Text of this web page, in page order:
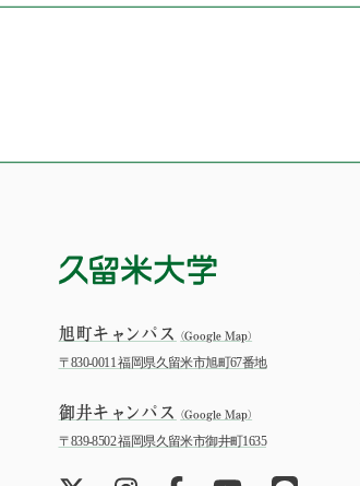
旭町キャンパス （Google Map）
〒830-0011 福岡県久留米市旭町67番地
御井キャンパス （Google Map）
〒839-8502 福岡県久留米市御井町1635